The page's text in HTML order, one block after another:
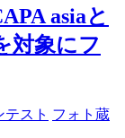
asiaと
対象にフ
テスト フォト蔵